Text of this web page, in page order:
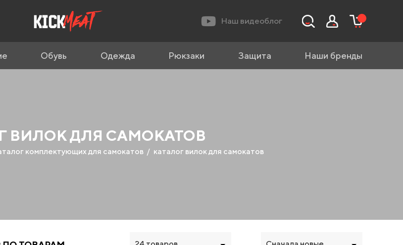
Наш видеоблог
Обувь Одежда Рюкзаки Защита Наши бренды
ВИЛОК ДЛЯ САМОКАТОВ
комплектующих для самокатов каталог вилок для самокатов